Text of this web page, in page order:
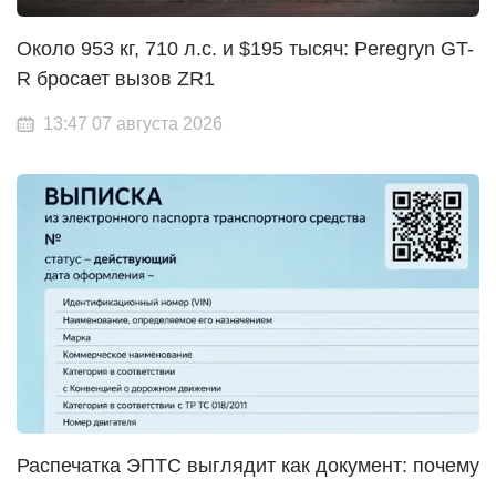
Около 953 кг, 710 л.с. и $195 тысяч: Peregryn GT-
R бросает вызов ZR1
13:47 07 августа 2026
Распечатка ЭПТС выглядит как документ: почему